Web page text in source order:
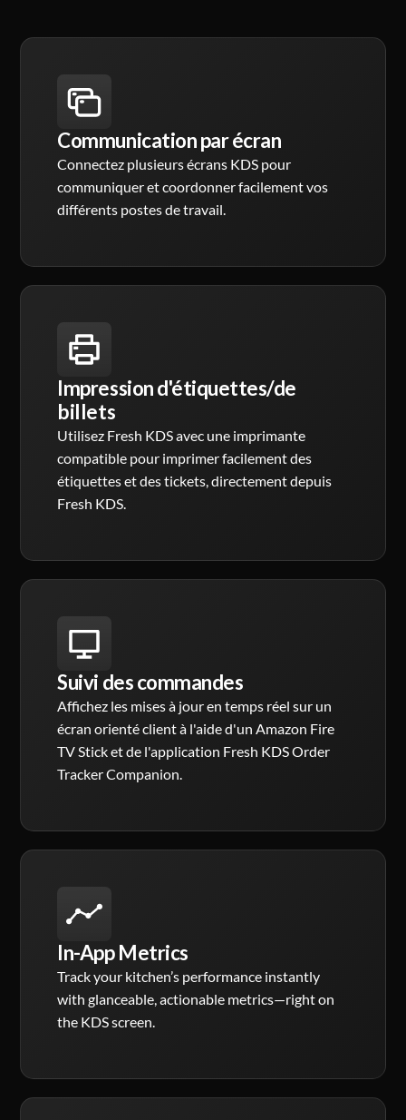
Communication par écran
Connectez plusieurs écrans KDS pour
communiquer et coordonner facilement vos
différents postes de travail.
Impression d'étiquettes/de
billets
Utilisez Fresh KDS avec une imprimante
compatible pour imprimer facilement des
étiquettes et des tickets, directement depuis
Fresh KDS.
Suivi des commandes
Affichez les mises à jour en temps réel sur un
écran orienté client à l'aide d'un Amazon Fire
TV Stick et de l'application Fresh KDS Order
Tracker Companion.
In-App Metrics
Track your kitchen’s performance instantly
with glanceable, actionable metrics—right on
the KDS screen.